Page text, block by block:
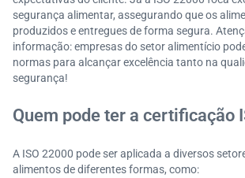
segurança alimentar, assegurando que os
produzidos e entregues de forma segura.
informação: empresas do setor alimentício
normas para alcançar excelência tanto na
segurança!
Quem pode ter a certificação
A ISO 22000 pode ser aplicada a diversos
alimentos de diferentes formas, como: